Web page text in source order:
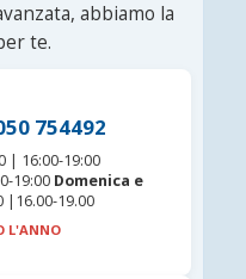
abbiamo la
te.
754492
| 16:00-19:00
19:00 Domenica e
|16.00-19.00
L'ANNO